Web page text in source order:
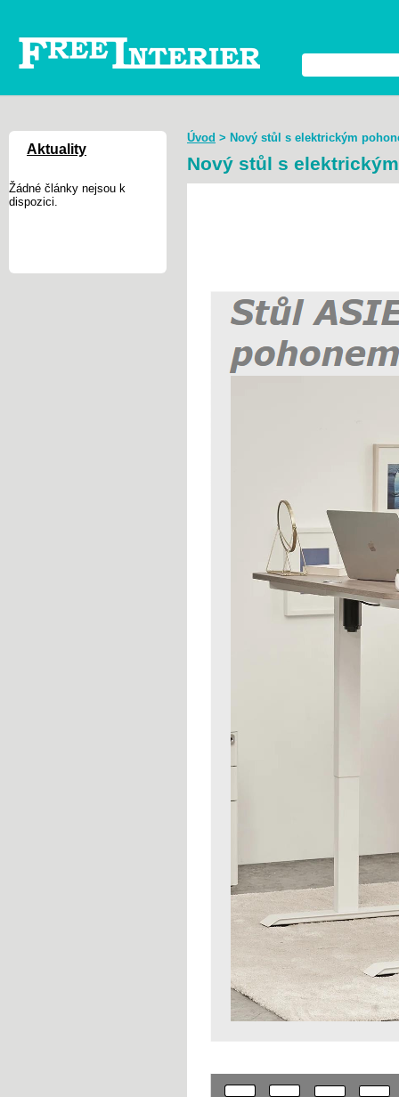
Aktuality
Žádné články nejsou k
dispozici.
Úvod > Nový stůl s elektrickým
Nový stůl s